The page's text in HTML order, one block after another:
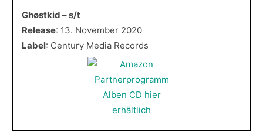
Ghøstkid – s/t
Release: 13. November 2020
Label: Century Media Records